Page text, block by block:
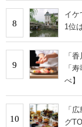
8
イ
1位
9
「
「
べ】
10
「
グ